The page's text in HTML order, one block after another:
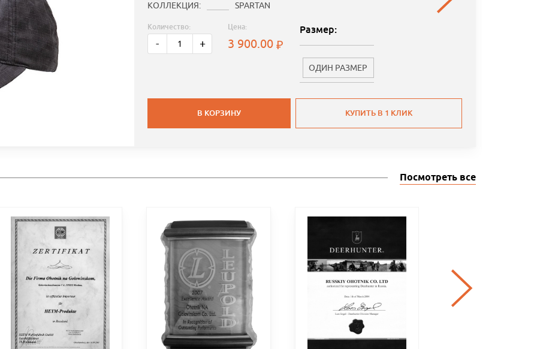
КОЛЛЕКЦИЯ:
SPARTAN
Количество:
- +
Цена:
3 900.00
Размер:
ОДИН РАЗМЕР
В КОРЗИНУ КУПИТЬ В 1 КЛИК
Посмотреть все